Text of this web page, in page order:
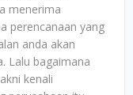
menerima
perencanaan yang
anda akan
Lalu bagaimana
kenali